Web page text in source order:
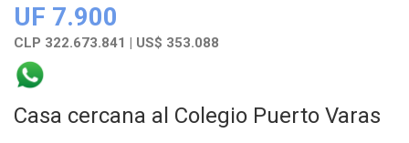
UF 7.900
CLP 322.673.841 | US$ 353.088
Casa cercana al Colegio Puerto Varas